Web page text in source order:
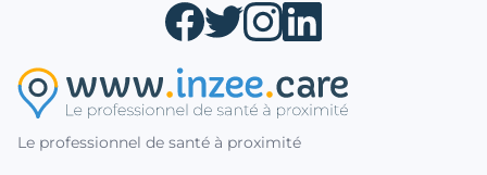
Le professionnel de santé à proximité